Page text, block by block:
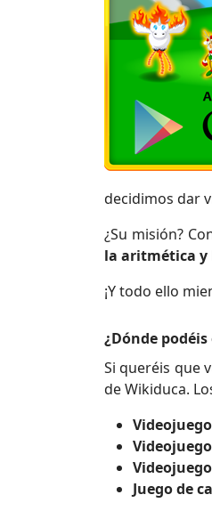
decidimos dar
¿Su misión?
la aritmética
¡Y todo ello
¿Dónde
Si queréis que
de Wikiduca.
Juego de